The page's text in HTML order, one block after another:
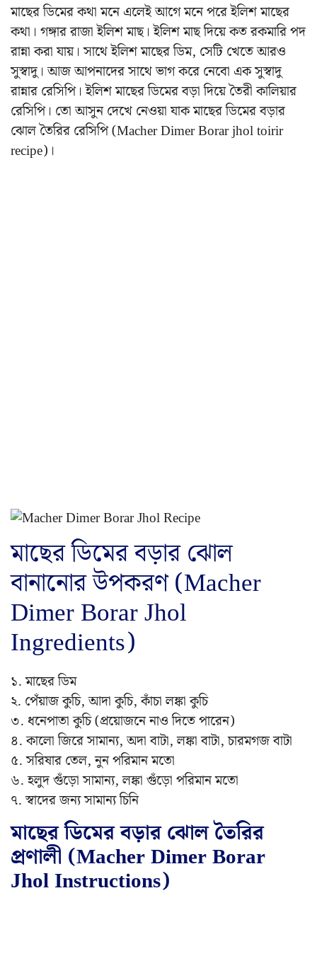
মাছের ডিমের কথা মনে এলেই আগে মনে পরে ইলিশ মাছের
কথা। গঙ্গার রাজা ইলিশ মাছ। ইলিশ মাছ দিয়ে কত রকমারি পদ
রান্না করা যায়। সাথে ইলিশ মাছের ডিম, সেটি খেতে আরও
সুস্বাদু। আজ আপনাদের সাথে ভাগ করে নেবো এক সুস্বাদু
রান্নার রেসিপি। ইলিশ মাছের ডিমের বড়া দিয়ে তৈরী কালিয়ার
রেসিপি। তো আসুন দেখে নেওয়া যাক মাছের ডিমের বড়ার
ঝোল তৈরির রেসিপি (Macher Dimer Borar jhol toirir
recipe)।
মাছের ডিমের বড়ার ঝোল
বানানোর উপকরণ (Macher
Dimer Borar Jhol
Ingredients)
১. মাছের ডিম
২. পেঁয়াজ কুচি, আদা কুচি, কাঁচা লঙ্কা কুচি
৩. ধনেপাতা কুচি (প্রয়োজনে নাও দিতে পারেন)
৪. কালো জিরে সামান্য, অদা বাটা, লঙ্কা বাটা, চারমগজ বাটা
৫. সরিষার তেল, নুন পরিমান মতো
৬. হলুদ গুঁড়ো সামান্য, লঙ্কা গুঁড়ো পরিমান মতো
৭. স্বাদের জন্য সামান্য চিনি
মাছের ডিমের বড়ার ঝোল তৈরির
প্রণালী (Macher Dimer Borar
Jhol Instructions)